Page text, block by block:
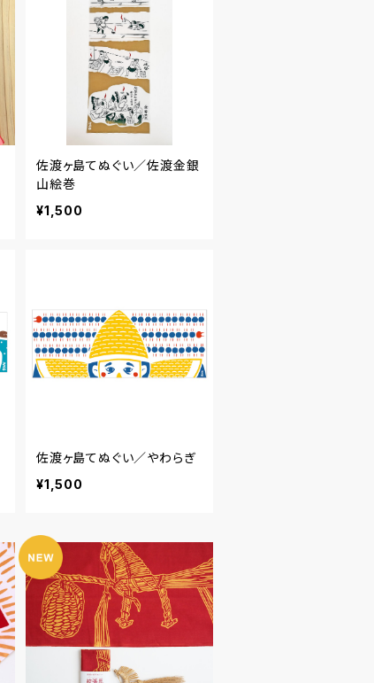
佐渡ヶ島てぬぐい／佐渡金銀
山絵巻
¥1,500
佐渡ヶ島てぬぐい／やわらぎ
¥1,500